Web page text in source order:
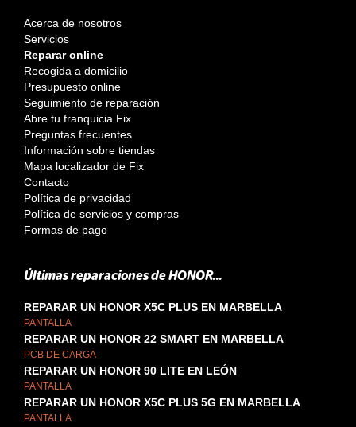
Acerca de nosotros
Servicios
Reparar online
Recogida a domicilio
Presupuesto online
Seguimiento de reparación
Abre tu franquicia Fix
Preguntas frecuentes
Información sobre tiendas
Mapa localizador de Fix
Contacto
Política de privacidad
Política de servicios y compras
Formas de pago
Últimas reparaciones de HONOR...
REPARAR UN HONOR X5C PLUS EN MARBELLA
PANTALLA
REPARAR UN HONOR 22 SMART EN MARBELLA
PCB DE CARGA
REPARAR UN HONOR 90 LITE EN LEÓN
PANTALLA
REPARAR UN HONOR X5C PLUS 5G EN MARBELLA
PANTALLA